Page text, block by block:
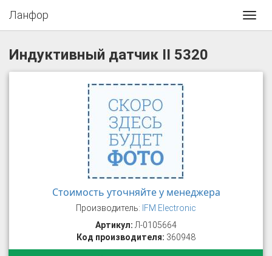
Ланфор
Индуктивный датчик II 5320
Стоимость уточняйте у менеджера
Производитель: IFM Electronic
Артикул: Л-0105664
Код производителя: 360948